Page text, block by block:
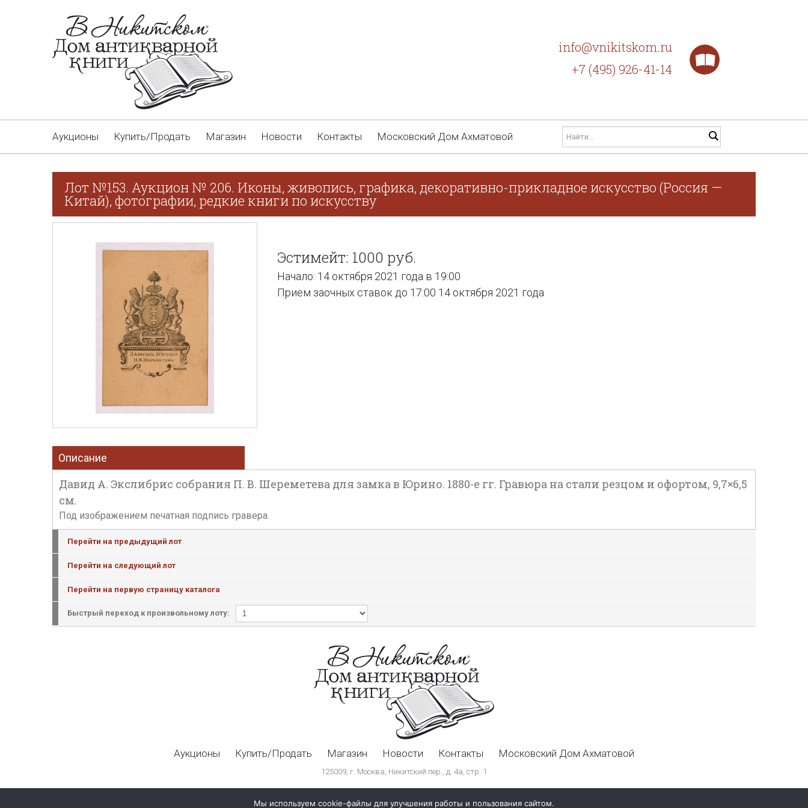
info@vnikitskom.ru
+7 (495) 926-41-14
Аукционы Купить/Продать Магазин Новости Контакты Московский Дом Ахматовой
Лот №153. Аукцион № 206. Иконы, живопись, графика, декоративно-прикладное искусство (Россия —
Китай), фотографии, редкие книги по искусству
Эстимейт: 1000 руб.
Начало: 14 октября 2021 года в 19:00
Прием заочных ставок до 17:00 14 октября 2021 года
Описание
Давид А. Экслибрис собрания П. В. Шереметева для замка в Юрино. 1880-е гг. Гравюра на стали резцом и офортом, 9,7×6,5
см.
Под изображением печатная подпись гравера.
Перейти на предыдущий лот
Перейти на следующий лот
Перейти на первую страницу каталога
Быстрый переход к произвольному лоту:
Аукционы Купить/Продать Магазин Новости Контакты Московский Дом Ахматовой
125009, г. Москва, Никитский пер., д. 4а, стр. 1
Мы используем cookie-файлы для улучшения работы и пользования сайтом.